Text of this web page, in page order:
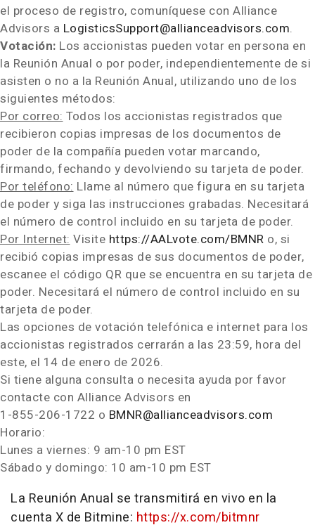
el proceso de registro, comuníquese con Alliance
Advisors a LogisticsSupport@allianceadvisors.com.
Votación: Los accionistas pueden votar en persona en
la Reunión Anual o por poder, independientemente de si
asisten o no a la Reunión Anual, utilizando uno de los
siguientes métodos:
Por correo:Todos los accionistas registrados que
recibieron copias impresas de los documentos de
poder de la compañía pueden votar marcando,
firmando, fechando y devolviendo su tarjeta de poder.
Por teléfono:Llame al número que figura en su tarjeta
de poder y siga las instrucciones grabadas. Necesitará
el número de control incluido en su tarjeta de poder.
Por Internet:Visite https://AALvote.com/BMNR o, si
recibió copias impresas de sus documentos de poder,
escanee el código QR que se encuentra en su tarjeta de
poder. Necesitará el número de control incluido en su
tarjeta de poder.
Las opciones de votación telefónica e internet para los
accionistas registrados cerrarán a las 23:59, hora del
este, el 14 de enero de 2026.
Si tiene alguna consulta o necesita ayuda por favor
contacte con Alliance Advisors en
1-855-206-1722 o BMNR@allianceadvisors.com
Horario:
Lunes a viernes: 9 am-10 pm EST
Sábado y domingo: 10 am-10 pm EST
La Reunión Anual se transmitirá en vivo en la
cuenta X de Bitmine: https://x.com/bitmnr